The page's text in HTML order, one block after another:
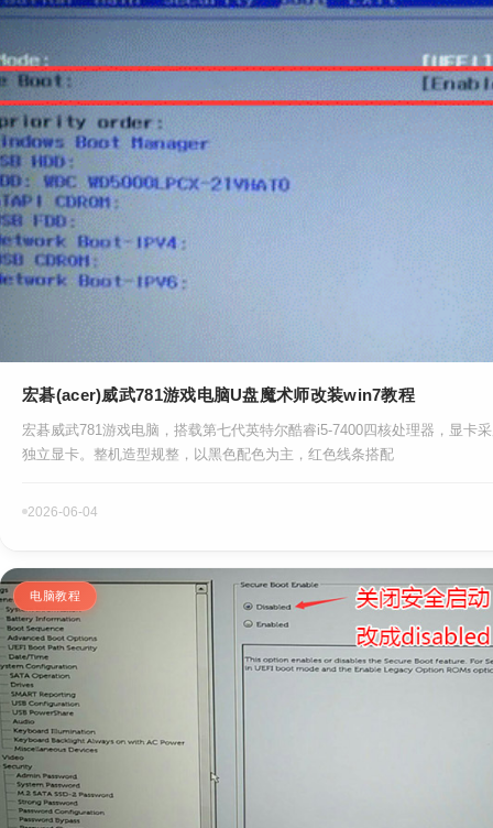
宏碁(acer)威武781游戏电脑U盘魔术师改装win7教程
宏碁威武781游戏电脑，搭载第七代英特尔酷睿i5-7400四核处理器，显卡
独立显卡。整机造型规整，以黑色配色为主，红色线条搭配
2026-06-04
电脑教程